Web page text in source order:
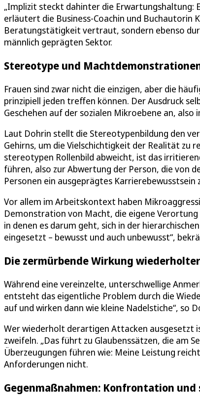
„Implizit steckt dahinter die Erwartungshaltung:
erläutert die Business-Coachin und Buchautorin
Beratungstätigkeit vertraut, sondern ebenso
männlich geprägten Sektor.
Stereotype und
Frauen sind zwar nicht die einzigen, aber die
prinzipiell jeden treffen können. Der Ausdruck
Geschehen auf der sozialen Mikroebene an,
Laut Dohrin stellt die Stereotypenbildung den
Gehirns, um die Vielschichtigkeit der Realität zu
stereotypen Rollenbild abweicht, ist das
führen, also zur Abwertung der Person, die von
Personen ein ausgeprägtes
Vor allem im Arbeitskontext haben
Demonstration von Macht, die eigene
in denen es darum geht, sich in der
eingesetzt – bewusst und auch unbewusst“,
Die zermürbende Wirkung
Während eine vereinzelte, unterschwellige
entsteht das eigentliche Problem durch die
auf und wirken dann wie kleine Nadelstiche“, so
Wer wiederholt derartigen Attacken ausgesetzt
zweifeln. „Das führt zu Glaubenssätzen, die am
Überzeugungen führen wie: Meine Leistung
Anforderungen nicht.
Gegenmaßnahmen: Konfrontation